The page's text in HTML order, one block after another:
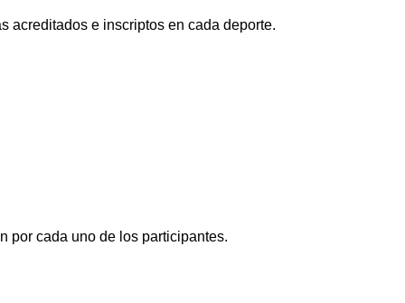
acreditados e inscriptos en cada deporte.
por cada uno de los participantes.